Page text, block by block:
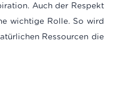
Auch der Respekt
wichtige Rolle. So wird
Ressourcen die